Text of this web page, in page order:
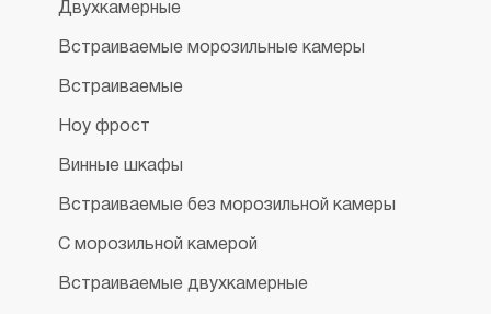
Двухкамерные
Встраиваемые морозильные камеры
Встраиваемые
Ноу фрост
Винные шкафы
Встраиваемые без морозильной камеры
С морозильной камерой
Встраиваемые двухкамерные